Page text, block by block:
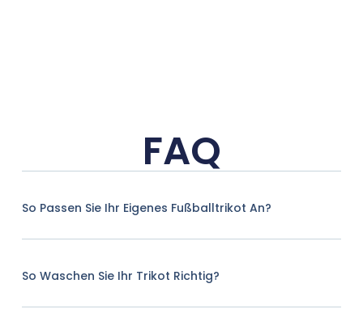
FAQ
So Passen Sie Ihr Eigenes Fußballtrikot An?
So Waschen Sie Ihr Trikot Richtig?